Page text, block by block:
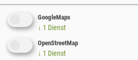
Vereins e.V.. Die Allee an der
wird seit Jahren von der Grünen
und damit von einem
Naturschutzstation
nicht allein: In Zusammenarbeit
GoogleMaps
↓ 1 Dienst
OpenStreetMap
↓ 1 Dienst